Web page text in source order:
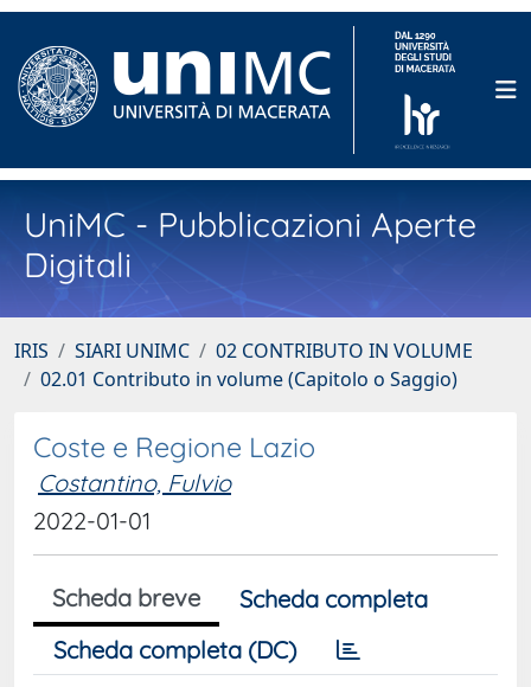
UniMC - Pubblicazioni Aperte
Digitali
IRIS SIARI UNIMC
02 CONTRIBUTO IN VOLUME
02.01 Contributo in volume (Capitolo o Saggio)
Coste e Regione Lazio
Costantino, Fulvio
2022-01-01
Scheda breve
Scheda completa
Scheda completa (DC)